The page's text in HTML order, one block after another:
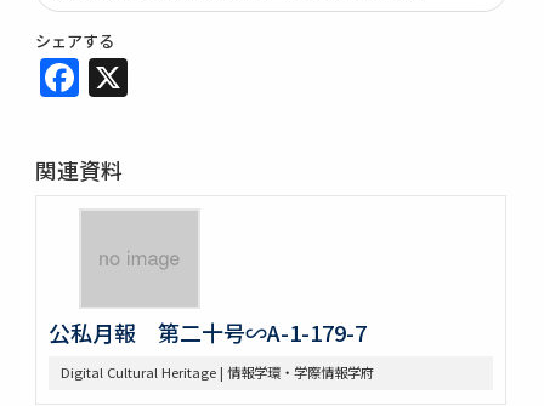
シェアする
Facebook
関連資料
公私月報 第二十号∽A-1-179-7
Digital Cultural Heritage | 情報学環・学際情報学府